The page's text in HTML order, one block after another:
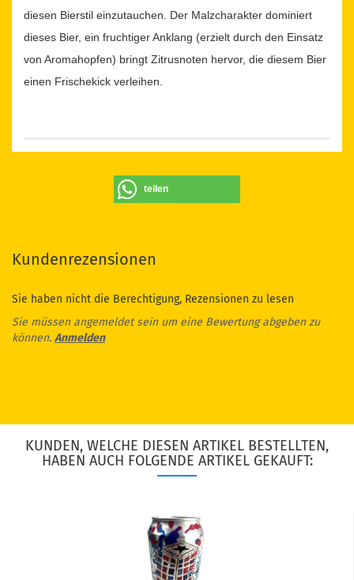
diesen Bierstil einzutauchen. Der Malzcharakter dominiert
dieses Bier, ein fruchtiger Anklang (erzielt durch den Einsatz
von Aromahopfen) bringt Zitrusnoten hervor, die diesem Bier
einen Frischekick verleihen.
teilen
Kundenrezensionen
Sie haben nicht die Berechtigung, Rezensionen zu lesen
Sie müssen angemeldet sein um eine Bewertung abgeben zu
können. Anmelden
KUNDEN, WELCHE DIESEN ARTIKEL BESTELLTEN,
HABEN AUCH FOLGENDE ARTIKEL GEKAUFT: